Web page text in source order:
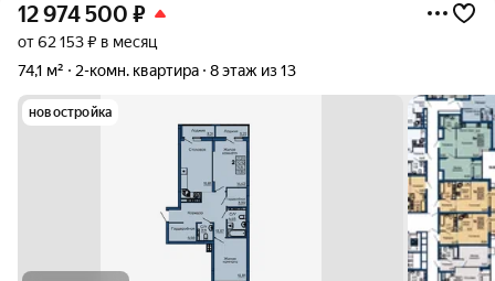
12 974 500 ₽
от 62 153 ₽ в месяц
74,1 м²
2-комн. квартира 8 этаж из 13
новостройка